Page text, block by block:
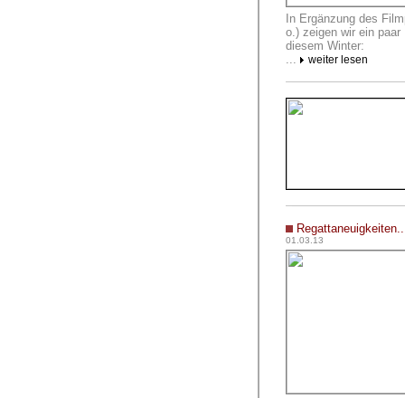
In Ergänzung des
o.) zeigen wir ein
diesem Winter:
...
weiter lesen
01.03.13